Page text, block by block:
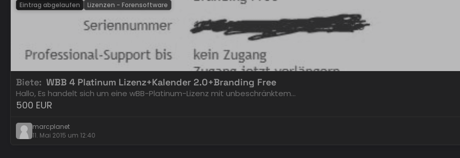
Eintrag abgelaufen Lizenzen - Forensoftware
Biete WBB 4 Platinum Lizenz+Kalender 2.0+Branding Free
Hallo, Es handelt sich um eine wBB-Platinum-Lizenz mit unbeschränktem…
500 EUR
marcplanet
11. Mai 2015 um 12:40